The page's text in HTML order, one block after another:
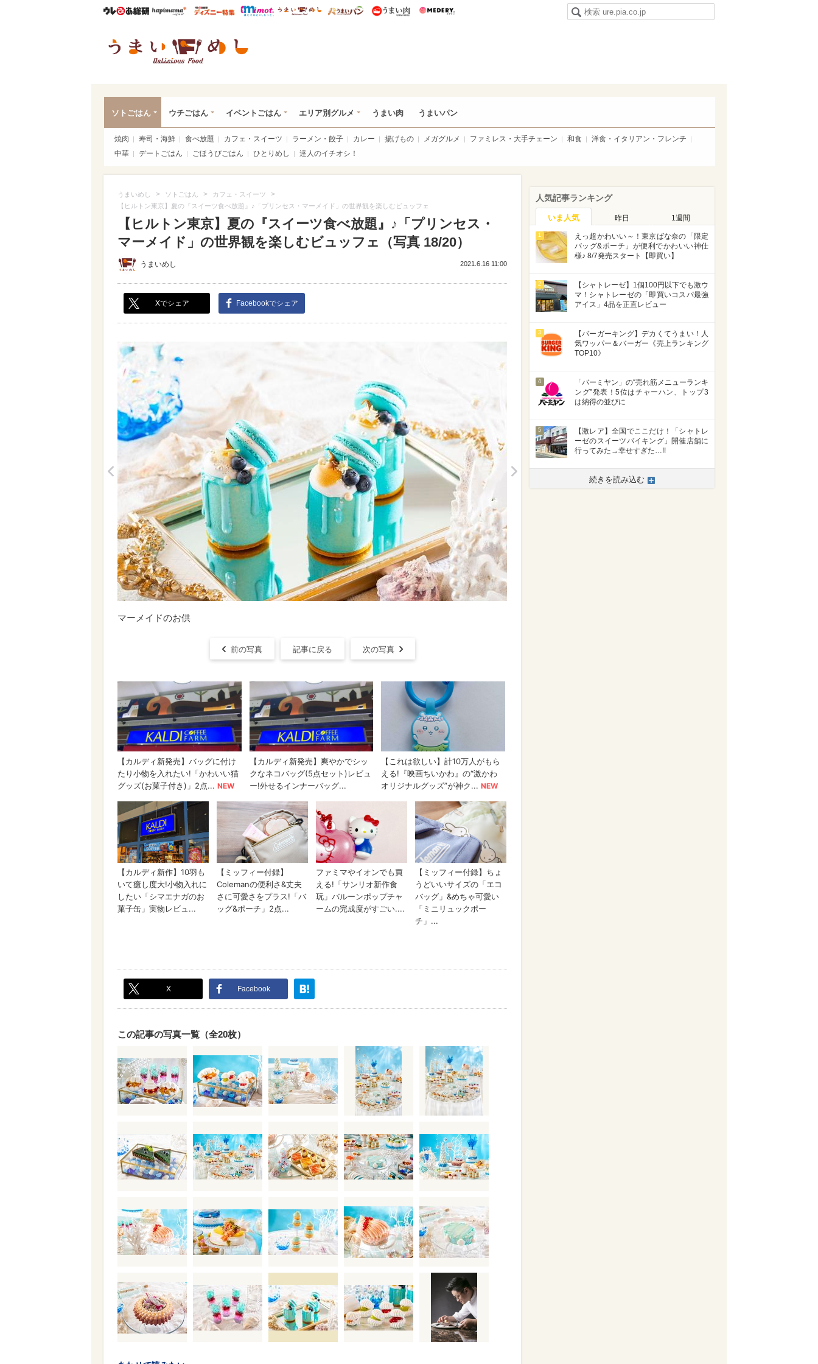
ウレぴあ総研ハピママ* ウレぴあ総研 ディズニー特集
mimot. うまいめし うまいパン うまい肉
ソトごはん ウチごはん イベントごはん エリア別グルメ うまい肉 うまいパン
焼肉 寿司・海鮮 食べ放題 カフェ・スイーツ ラーメン・餃子 カレー 揚げもの メガグルメ ファミレス・大手チェーン 和食
洋食・イタリアン・フレンチ
中華
デートごはん ごほうびごはん ひとりめし 達人のイチオシ！
うまいめし > ソトごはん > カフェ・スイーツ >
【ヒルトン東京】夏の『スイーツ食べ放題』♪「プリンセス・マーメイド」の世界観を楽しむビュッフェ
【ヒルトン東京】夏の『スイーツ食べ放題』♪「プリンセス・
マーメイド」の世界観を楽しむビュッフェ（写真 18/20）
うまいめし 2021.6.16 11:00
Xでシェア Facebookでシェア
>
マーメイドのお供
前の写真 記事に戻る 次の写真
X Facebook
この記事の写真一覧（全20枚）
人気記事ランキング
いま人気 昨日 1週間
1
えっ超かわいい～！東京ばな奈の「限定
バッグ&ポーチ」が便利でかわいい神仕
様♪ 8/7発売スタート【即買い】
2
【シャトレーゼ】1個100円以下でも激ウ
マ！シャトレーゼの「即買いコスパ最強
アイス」4品を正直レビュー
3
【バーガーキング】デカくてうまい！人
気ワッパー＆バーガー《売上ランキング
TOP10》
4
「バーミヤン」の“売れ筋メニューランキ
ング”発表！5位はチャーハン、トップ3
は納得の並びに
5
【激レア】全国でここだけ！「シャトレ
ーゼのスイーツバイキング」開催店舗に
行ってみた→幸せすぎた…!!
続きを読み込む